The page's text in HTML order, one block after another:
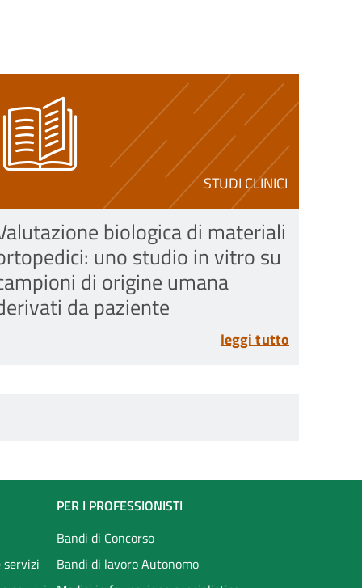
STUDI CLINICI
biologica di materiali
uno studio in vitro su
di origine umana
da paziente
leggi tutto
servizi
PER I PROFESSIONISTI
Bandi di Concorso
Bandi di lavoro Autonomo